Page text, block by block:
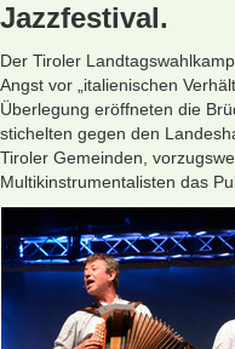
Jazzfestival.
Der Tiroler
Angst vor „italienischen
Überlegung eröffneten die
stichelten gegen den
Tiroler Gemeinden,
Multik­instrumentalisten das